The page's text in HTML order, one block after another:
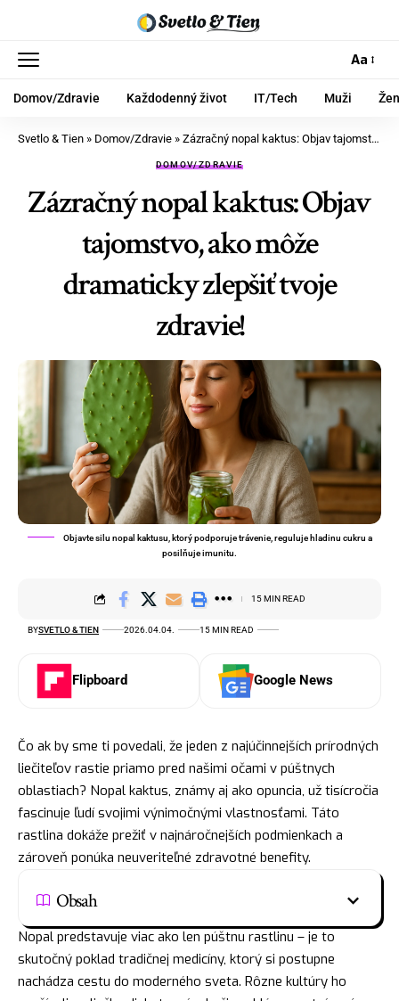
Aa
Domov/Zdravie Každodenný život IT/Tech Muži
Svetlo & Tien » Domov/Zdravie » Zázračný nopal kaktus: Objav tajomstvo, ako môže dramaticky zlepšiť tvoje zdravie!
DOMOV/ZDRAVIE
Zázračný nopal kaktus: Objav
tajomstvo, ako môže
dramaticky zlepšiť tvoje
zdravie!
Objavte silu nopal kaktusu, ktorý podporuje trávenie, reguluje hladinu cukru a
posilňuje imunitu.
BYSVETLO & TIEN 2026.04.04. 15 MIN READ
15 MIN READ
Flipboard Google News
Čo ak by sme ti povedali, že jeden z najúčinnejších prírodných
liečiteľov rastie priamo pred našimi očami v púštnych
oblastiach? Nopal kaktus, známy aj ako opuncia, už tisícročia
fascinuje ľudí svojimi výnimočnými vlastnosťami. Táto
rastlina dokáže prežiť v najnáročnejších podmienkach a
zároveň ponúka neuveriteľné zdravotné benefity.
Obsah
Nopal predstavuje viac ako len púštnu rastlinu – je to
skutočný poklad tradičnej medicíny, ktorý si postupne
nachádza cestu do moderného sveta. Rôzne kultúry ho